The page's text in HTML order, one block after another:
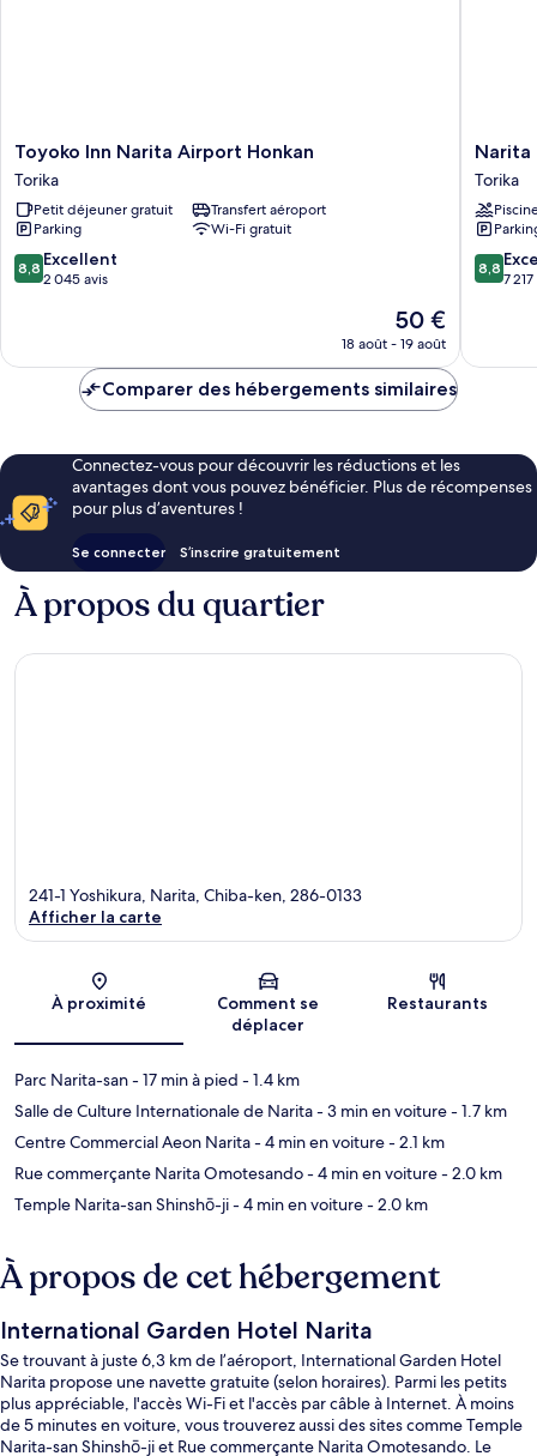
fumeurs
Toyoko
Inn
Narita
Airport
Honkan
Torika
Toyoko Inn Narita Airport Honkan
Torika
Petit déjeuner gratuit
Transfert aéroport
Parking
Wi-Fi gratuit
8.8
sur
8,8 Excellent
2 045 avis
Le
nouveau
est
de
50 €
18 août - 19 août
Narita
Tobu
Hotel
Airport
Torika
Narita
Torika
8.8
sur
8,8
7
Comparer des hébergements similaires
Connectez-vous pour découvrir les réductions et les
avantages dont vous pouvez bénéficier. Plus de récompenses
pour plus d’aventures !
Se connecter S’inscrire gratuitement
À propos du quartier
Carte
241-1 Yoshikura, Narita, Chiba-ken, 286-0133
Afficher la carte
À proximité
Comment se
déplacer
Restaurants
Parc Narita-san- 17 min à pied - 1.4 km
Salle de Culture Internationale de Narita- 3 min en voiture- 1.7 km
Centre Commercial Aeon Narita- 4 min en voiture- 2.1 km
Rue commerçante Narita Omotesando- 4 min en voiture- 2.0 km
Temple Narita-san Shinshō-ji- 4 min en voiture- 2.0 km
À propos de cet hébergement
International Garden Hotel Narita
Se trouvant à juste 6,3 km de l’aéroport, International Garden Hotel
Narita propose une navette gratuite (selon horaires). Parmi les petits
plus appréciable, l'accès Wi-Fi et l'accès par câble à Internet. À moins
de 5 minutes en voiture, vous trouverez aussi des sites comme Temple
Narita-san Shinshō-ji et Rue commerçante Narita Omotesando. Le